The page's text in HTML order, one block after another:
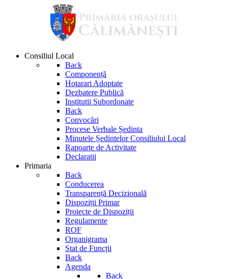
Consiliul Local
Back
Componență
Hotarari Adoptate
Dezbatere Publică
Institutii Subordonate
Back
Convocări
Procese Verbale Ședinta
Minutele Ședintelor Consiliului Local
Rapoarte de Activitate
Declaratii
Primaria
Back
Conducerea
Transparență Decizională
Dispoziții Primar
Proiecte de Dispoziții
Regulamente
ROF
Organigrama
Stat de Funcții
Back
Agenda
Back